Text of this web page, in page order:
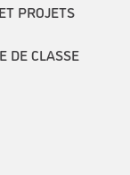
PROJETS
DE CLASSE